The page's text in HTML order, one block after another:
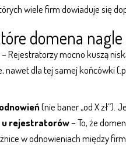
wiele firm dowiaduje się
domena nagle
– Rejestratorzy mocno kuszą
nawet dla tej samej końcówki
(nie baner „od X zł”).
u rejestratorów– To, że
w odnowieniach między